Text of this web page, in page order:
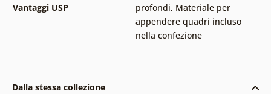
Vantaggi USP
profondi, Materiale per
appendere quadri incluso
nella confezione
Dalla stessa collezione